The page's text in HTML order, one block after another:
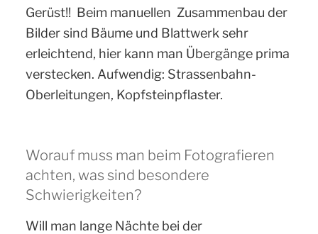
Gerüst!! Beim manuellen Zusammenbau der
Bilder sind Bäume und Blattwerk sehr
erleichtend, hier kann man Übergänge prima
verstecken. Aufwendig: Strassenbahn-
Oberleitungen, Kopfsteinpflaster.
Worauf muss man beim Fotografieren
achten, was sind besondere
Schwierigkeiten?
Will man lange Nächte bei der